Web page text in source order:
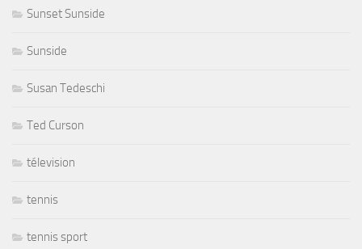
Sunset Sunside
Sunside
Susan Tedeschi
Ted Curson
télevision
tennis
tennis sport